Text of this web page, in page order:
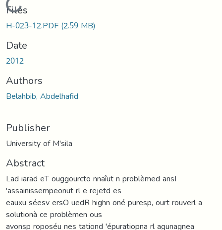
Loading...
Files
H-023-12.PDF(2.59 MB)
Date
2012
Authors
Belahbib, Abdelhafid
Publisher
University of M'sila
Abstract
Lad iarad eT ouggourcto nnaîut n problèmed ansI
'assainissempeonut rl e rejetd es
eauxu séesv ersO uedR highn oné puresp, ourt rouverl a
solutionà ce problèmen ous
avonsp roposéu nes tationd 'épuratiopna rl agunagnea